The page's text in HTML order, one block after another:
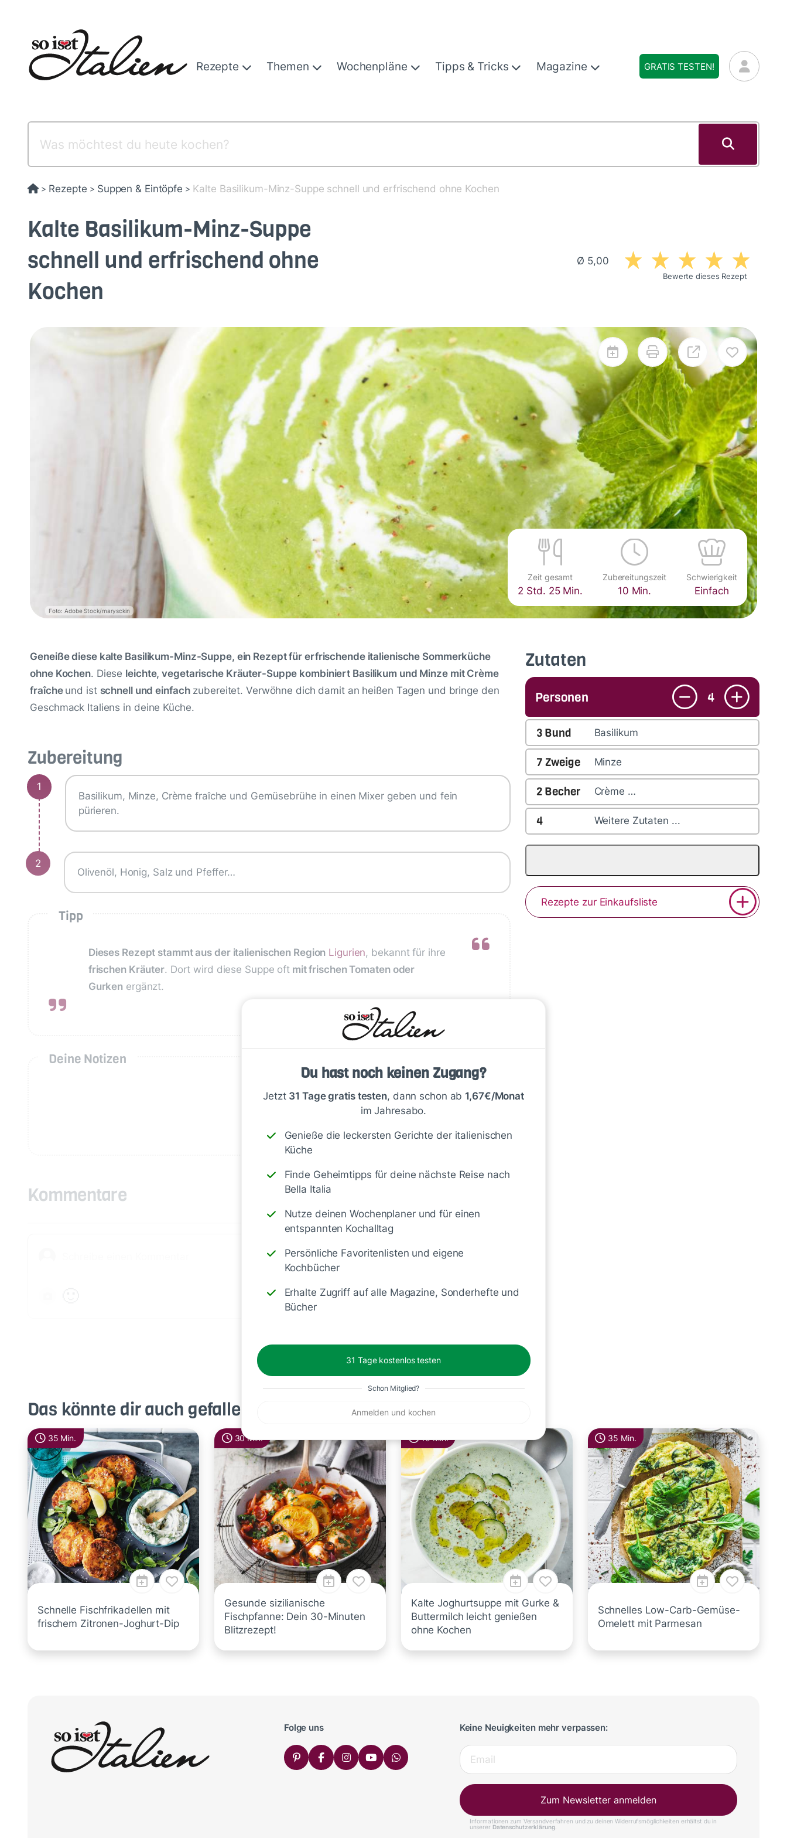
Rezepte Themen Wochenpläne Tipps & Tricks Magazine GRATIS TESTEN!
> Rezepte > Suppen & Eintöpfe > Kalte Basilikum-Minz-Suppe schnell und erfrischend ohne Kochen
Kalte Basilikum-Minz-Suppe
schnell und erfrischend ohne
Kochen
Ø 5,00
Bewerte dieses Rezept
Foto: Adobe Stock/marysckin
Zeit gesamt
2 Std. 25 Min.
Zubereitungszeit
10 Min.
Schwierigkeit
Einfach
Du hast noch keinen Zugang?
Jetzt 31 Tage gratis testen, dann schon ab 1,67€/Monat
im Jahresabo.
Genieße die leckersten Gerichte der italienischen
Küche
Finde Geheimtipps für deine nächste Reise nach
Bella Italia
Nutze deinen Wochenplaner und für einen
entspannten Kochalltag
Persönliche Favoritenlisten und eigene
Kochbücher
Erhalte Zugriff auf alle Magazine, Sonderhefte und
Bücher
31 Tage kostenlos testen
Schon Mitglied?
Anmelden und kochen
Geneiße diese kalte Basilikum-Minz-Suppe, ein Rezept für erfrischende italienische Sommerküche
ohne Kochen. Diese leichte, vegetarische Kräuter-Suppe kombiniert Basilikum und Minze mit Crème
fraîche und ist schnell und einfachzubereitet. Verwöhne dich damit an heißen Tagen und bringe den
Geschmack Italiens in deine Küche.
Zubereitung
1
Basilikum, Minze, Crème fraîche und Gemüsebrühe in einen Mixer geben und fein
pürieren.
2
Olivenöl, Honig, Salz und Pfeffer…
Tipp
Dieses Rezept stammt aus der italienischen Region Ligurien, bekannt für ihre
frischen Kräuter. Dort wird diese Suppe oft mit frischen Tomaten oder
Gurken ergänzt.
Deine Notizen
Schreiben
Kommentare
1500 Speichern
Zutaten
Personen 4
3 Bund Basilikum
7 Zweige Minze
2 Becher Crème …
4 Weitere Zutaten ...
Rezepte zur Einkaufsliste
Das könnte dir auch gefallen
35 Min.
Schnelle Fischfrikadellen mit
frischem Zitronen-Joghurt-Dip
30 Min.
Gesunde sizilianische
Fischpfanne: Dein 30-Minuten
Blitzrezept!
10 Min.
Kalte Joghurtsuppe mit Gurke &
Buttermilch leicht genießen
ohne Kochen
35 Min.
Schnelles Low-Carb-Gemüse-
Omelett mit Parmesan
Folge uns Keine Neuigkeiten mehr verpassen:
Zum Newsletter anmelden
Informationen zum Versandverfahren und zu deinen Widerrufsmöglichkeiten erhältst du in
unserer Datenschutzerklärung.